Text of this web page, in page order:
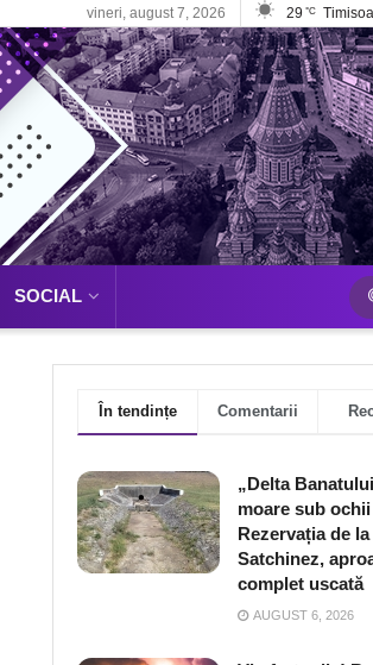
vineri, august 7, 2026 29 °C
SOCIAL
În tendințe Comentarii
„Delta
moare sub
Rezervația de la
Satchinez,
complet uscată
AUGUST 6, 2026